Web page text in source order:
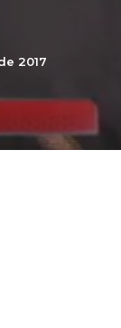
2017